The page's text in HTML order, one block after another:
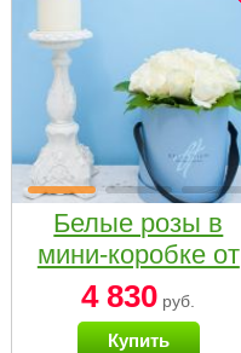
Белые розы в
мини-коробке от
Bella Fiori
4 830 руб.
Купить